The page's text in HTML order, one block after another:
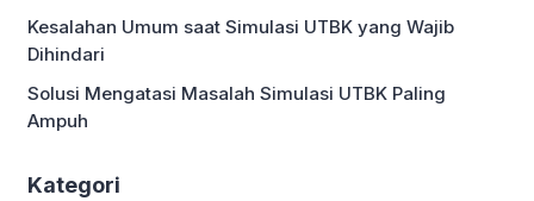
Kesalahan Umum saat Simulasi UTBK yang Wajib
Dihindari
Solusi Mengatasi Masalah Simulasi UTBK Paling
Ampuh
Kategori